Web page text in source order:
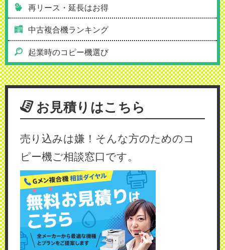
再リース・延長はお得
中古複合機ランキング
起業時のコピー機選び
お見積りはこちら
売り込みは嫌！そんな方のためのコ
ピー機ご相談窓口です。